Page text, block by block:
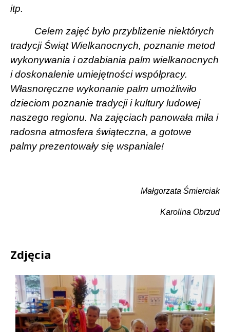
itp.
Celem zajęć było przybliżenie niektórych
tradycji Świąt Wielkanocnych, poznanie metod
wykonywania i ozdabiania palm wielkanocnych
i doskonalenie umiejętności współpracy.
Własnoręczne wykonanie palm umożliwiło
dzieciom poznanie tradycji i kultury ludowej
naszego regionu. Na zajęciach panowała miła i
radosna atmosfera świąteczna, a gotowe
palmy prezentowały się wspaniale!
Małgorzata Śmierciak
Karolina Obrzud
Zdjęcia